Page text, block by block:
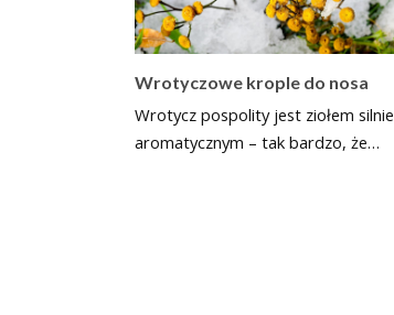
Wrotyczowe krople do nosa
Wrotycz pospolity jest ziołem silnie
aromatycznym – tak bardzo, że…